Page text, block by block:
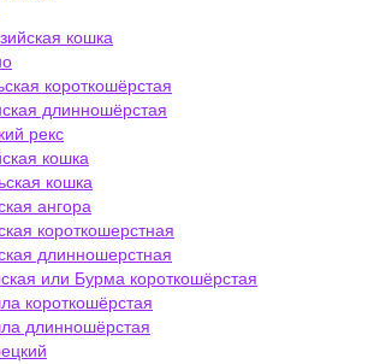
кошка
короткошёрстая
длинношёрстая
рекс
кошка
кошка
ангора
короткошерстная
длинношерстная
или Бурма короткошёрстая
короткошёрстая
длинношёрстая